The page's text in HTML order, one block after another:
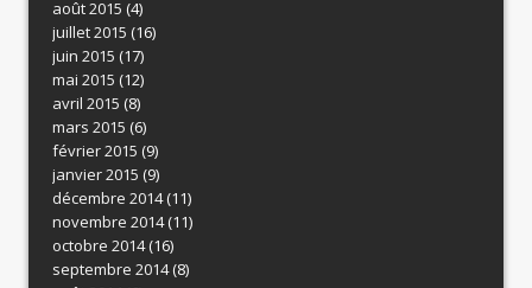
août 2015 (4)
juillet 2015 (16)
juin 2015 (17)
mai 2015 (12)
avril 2015 (8)
mars 2015 (6)
février 2015 (9)
janvier 2015 (9)
décembre 2014(11)
novembre 2014(11)
octobre 2014(16)
septembre 2014(8)